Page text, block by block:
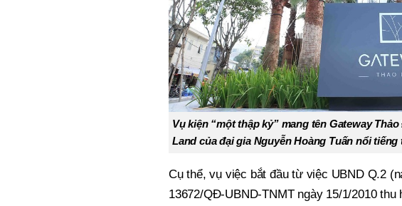
Vụ kiện “một thập kỷ” mang tên Gateway
Land của đại gia Nguyễn Hoàng Tuấn nổi
Cụ thể, vụ việc bắt đầu từ việc UBND Q.2
13672/QĐ-UBND-TNMT ngày 15/1/2010 thu